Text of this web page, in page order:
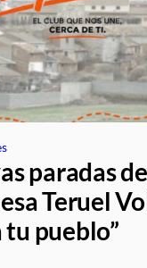
paradas de
Teruel
pueblo”